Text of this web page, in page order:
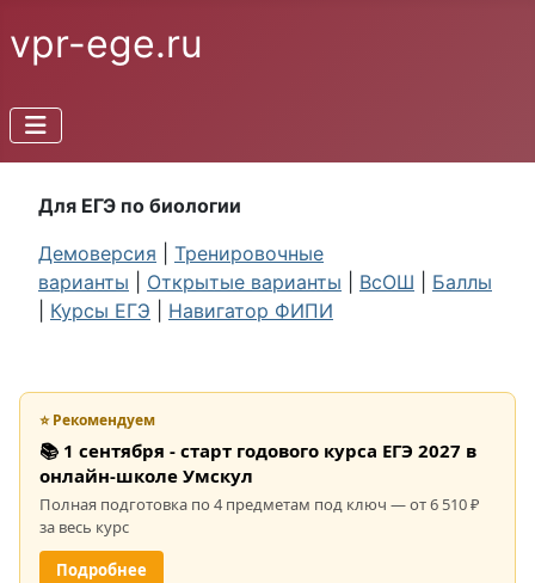
vpr-ege.ru
Для ЕГЭ по биологии
Демоверсия
Тренировочные
варианты
Открытые варианты ВсОШ
Баллы
Курсы ЕГЭ Навигатор ФИПИ
⭐ Рекомендуем
📚 1 сентября - старт годового курса ЕГЭ 2027 в
онлайн-школе Умскул
Полная подготовка по 4 предметам под ключ — от 6 510 ₽
за весь курс
Подробнее